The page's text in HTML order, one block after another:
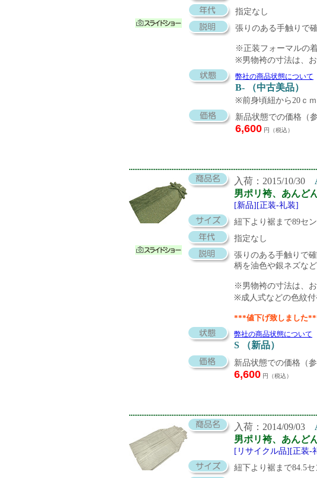
指定なし
張りのある手触りで
※正装フォーマルの
※男物袴の寸法は、
弊社の商品状態について
B- （中古美品）
※前身頃紐から20ｃ
新品状態での価格（
6,600 円（税込）
入荷：2015/10/30
男ポリ袴、あんど
[新品][正装-礼装]
紐下より裾まで89セ
指定なし
張りのある手触りで
柄を油色や銀ネズな
※男物袴の寸法は、
※成人式などの色紋付
***値下げ致しました
弊社の商品状態について
S （新品）
新品状態での価格（
6,600 円（税込）
入荷：2014/09/03
男ポリ袴、あんど
[リサイクル品][正装-
紐下より裾まで84.5セ